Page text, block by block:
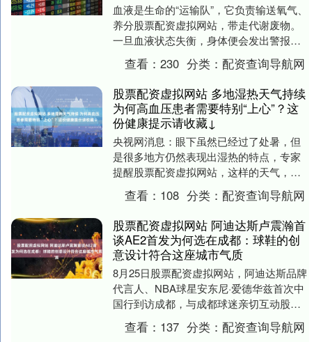
血液是生命的“运输队”，它负责输送氧气、
养分股票配资虚拟网站，带走代谢废物。
一旦血液状态失衡，身体便会发出警报。
中医认为，“血枯”“血浊”“血瘀”是三种常见
的血....
查看：230 分类：配资查询导航网
股票配资虚拟网站 多地湿热天气持续
为何高血压患者需要特别“上心”？这
份健康提示请收藏↓
央视网消息：眼下虽然已经过了处暑，但
是很多地方仍然表现出湿热的特点，专家
提醒股票配资虚拟网站，这样的天气，高
血压患者需要特别警惕，因为血压波动可
能会引起心脑血管....
查看： 108 分类：配资查询导航网
股票配资虚拟网站 阿迪达斯卢震瀚首
谈AE2首发为何选在成都：球鞋的创
意设计符合这座城市气质
8月25日股票配资虚拟网站，阿迪达斯品牌
代言人、NBA球星安东尼·爱德华兹首次中
国行到访成都，与成都球迷亲切互动股票
配资虚拟网站，并送出数双AE2首发球鞋
回馈球....
查看： 137 分类：配资查询导航网